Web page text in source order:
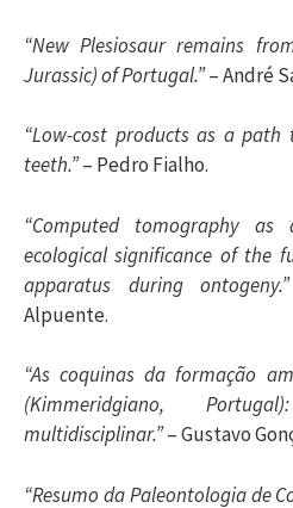
“New Plesiosaur remains
Jurassic) of Portugal.”– André
“Low-cost products as a
teeth.”– Pedro Fialho.
“Computed tomography
ecological significance of the
apparatus during ontogeny.”
Alpuente.
“As coquinas da formação
(Kimmeridgiano,
multidisciplinar.”– Gustavo
“Resumo da Paleontologia de